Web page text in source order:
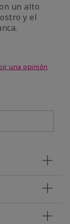
un alto
y el
una opinión